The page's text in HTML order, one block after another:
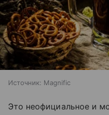
Источник: Magnific
Это неофициальное и